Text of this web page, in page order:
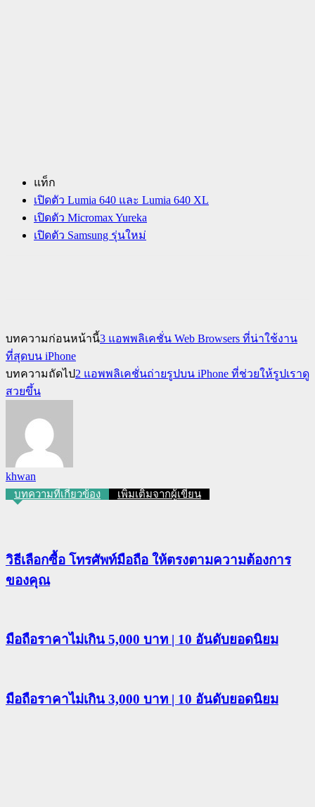
แท็ก
เปิดตัว Lumia 640 และ Lumia 640 XL
เปิดตัว Micromax Yureka
เปิดตัว Samsung รุ่นใหม่
บทความก่อนหน้านี้3 แอพพลิเคชั่น Web Browsers ที่น่าใช้งาน
ที่สุดบน iPhone
บทความถัดไป2 แอพพลิเคชั่นถ่ายรูปบน iPhone ที่ช่วยให้รูปเราดู
สวยขึ้น
khwan
บทความที่เกี่ยวข้อง เพิ่มเติมจากผู้เขียน
วิธีเลือกซื้อ โทรศัพท์มือถือ ให้ตรงตามความต้องการ
ของคุณ
มือถือราคาไม่เกิน 5,000 บาท | 10 อันดับยอดนิยม
มือถือราคาไม่เกิน 3,000 บาท | 10 อันดับยอดนิยม